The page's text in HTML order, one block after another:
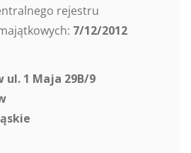
rejestru
7/12/2012
ul. 1 Maja 29B/9